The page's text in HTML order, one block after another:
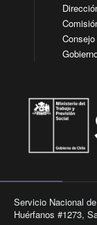
Servicio Nacional
Huérfanos #1273,